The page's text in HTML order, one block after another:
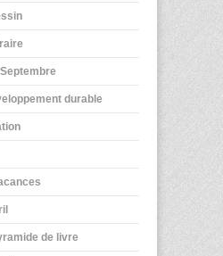
durable
de livre